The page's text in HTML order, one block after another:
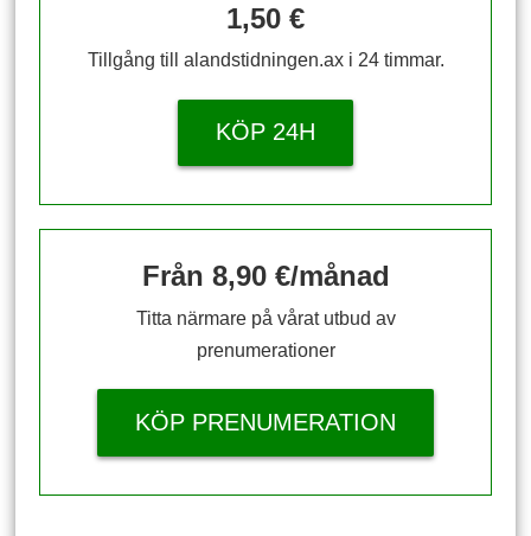
1,50 €
Tillgång till alandstidningen.ax i 24 timmar.
KÖP 24H
Från 8,90 €/månad
Titta närmare på vårat utbud av
prenumerationer
KÖP PRENUMERATION